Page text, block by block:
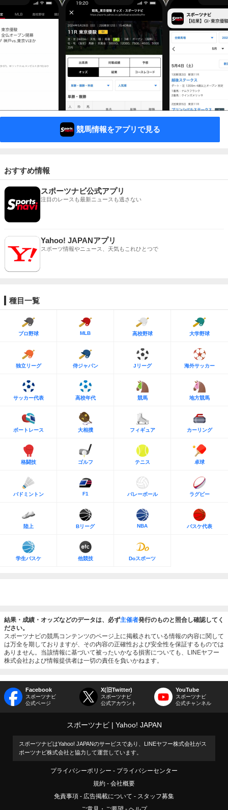
競馬情報をアプリで見る
おすすめ情報
スポーツナビ公式アプリ
注目のレースも最新ニュースも逃さない
Yahoo! JAPANアプリ
スポーツ情報やニュース、天気もこれひとつで
種目一覧
プロ野球 MLB 高校野球 大学野球
独立リーグ 侍ジャパン Jリーグ 海外サッカー
サッカー代表 高校年代 競馬 地方競馬
ボートレース 大相撲 フィギュア カーリング
格闘技 ゴルフ テニス 卓球
バドミントン F1 バレーボール ラグビー
陸上 Bリーグ NBA バスケ代表
学生バスケ 他競技 Doスポーツ
結果・成績・オッズなどのデータは、必ず主催者発行のものと照合し確認してく
ださい。
スポーツナビの競馬コンテンツのページ上に掲載されている情報の内容に関して
は万全を期しておりますが、その内容の正確性および安全性を保証するものでは
ありません。当該情報に基づいて被ったいかなる損害についても、LINEヤフー
株式会社および情報提供者は一切の責任を負いかねます。
Facebook
スポーツナビ
公式ページ
X(旧Twitter)
スポーツナビ
公式アカウント
YouTube
スポーツナビ
公式チャンネル
スポーツナビ Yahoo! JAPAN
スポーツナビはYahoo! JAPANのサービスであり、LINEヤフー株式会社がス
ポーツナビ株式会社と協力して運営しています。
プライバシーポリシー
プライバシーセンター
規約
会社概要
免責事項
広告掲載について
スタッフ募集